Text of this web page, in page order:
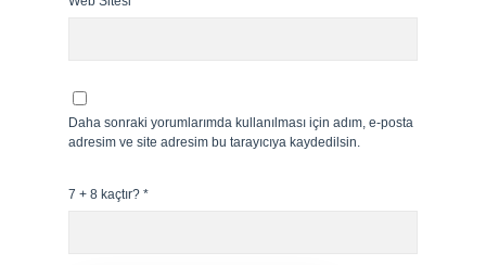
Daha sonraki yorumlarımda kullanılması için adım, e-posta
adresim ve site adresim bu tarayıcıya kaydedilsin.
7 + 8 kaçtır? *